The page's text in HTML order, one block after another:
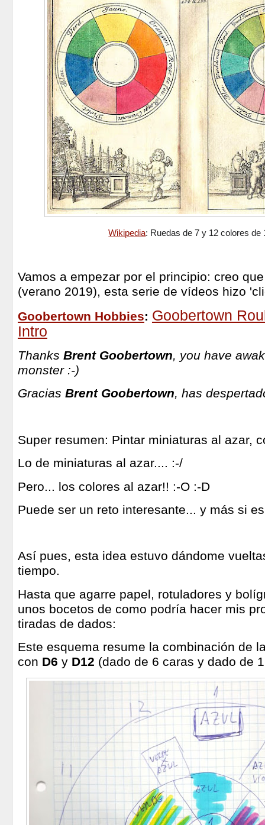
Wikipedia: Ruedas de 7 y 12 colores de
Vamos a empezar por el principio: creo
(verano 2019), esta serie de vídeos hizo
Goobertown Hobbies: Goobertown
Intro
Thanks Brent Goobertown, you have
monster :-)
Gracias Brent Goobertown, has
Super resumen: Pintar miniaturas al azar,
Lo de miniaturas al azar.... :-/
Pero... los colores al azar!! :-O :-D
Puede ser un reto interesante... y más si
Así pues, esta idea estuvo dándome
tiempo.
Hasta que agarre papel, rotuladores y
unos bocetos de como podría hacer mis
tiradas de dados:
Este esquema resume la combinación de
con D6 y D12 (dado de 6 caras y dado de